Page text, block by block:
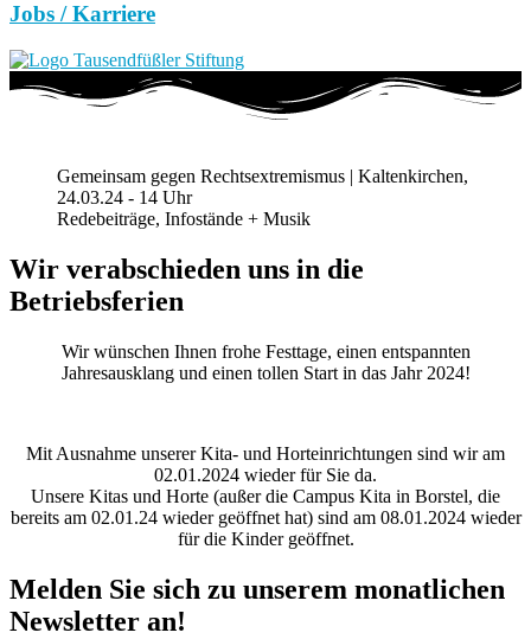
Jobs / Karriere
Gemeinsam gegen Rechtsextremismus | Kaltenkirchen,
24.03.24 - 14 Uhr
Redebeiträge, Infostände + Musik
Wir verabschieden uns in die
Betriebsferien
Wir wünschen Ihnen frohe Festtage, einen entspannten
Jahresausklang und einen tollen Start in das Jahr 2024!
Mit Ausnahme unserer Kita- und Horteinrichtungen sind wir am
02.01.2024 wieder für Sie da.
Unsere Kitas und Horte (außer die Campus Kita in Borstel, die
bereits am 02.01.24 wieder geöffnet hat) sind am 08.01.2024 wieder
für die Kinder geöffnet.
Melden Sie sich zu unserem monatlichen
Newsletter an!